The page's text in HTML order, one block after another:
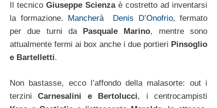
Il tecnico Giuseppe Scienza è costretto ad inventarsi
la formazione.
Mancherà Denis D’Onofrio, fermato
per due turni da
Pasquale Marino, mentre sono
attualmente fermi ai box anche i due portieri Pinsoglio
e Bartelletti.
Non bastasse, ecco l’affondo della malasorte: out i
terzini Carnesalini e Bertolucci, i centrocampisti